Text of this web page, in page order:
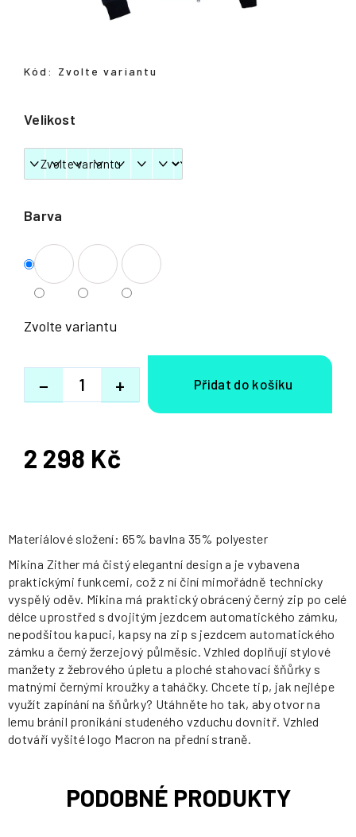
Barva
Velikost
Zvolte variantu
+
−
Kód: Zvolte variantu
2 298 Kč
Měrná
Materiálové složení: 65% bavlna 35% polyester
Mikina Zither má čistý elegantní design a je vybavena
praktickými funkcemi, což z ní činí mimořádně technicky
vyspělý oděv. Mikina má praktický obrácený černý zip po celé
délce uprostřed s dvojitým jezdcem automatického zámku,
nepodšitou kapuci, kapsy na zip s jezdcem automatického
zámku a černý žerzejový půlměsíc. Vzhled doplňují stylové
manžety z žebrového úpletu a ploché stahovací šňůrky s
matnými černými kroužky a taháčky. Chcete tip, jak nejlépe
využít zapínání na šňůrky? Utáhněte ho tak, aby otvor na
lemu bránil pronikání studeného vzduchu dovnitř. Vzhled
dotváří vyšité logo Macron na přední straně.